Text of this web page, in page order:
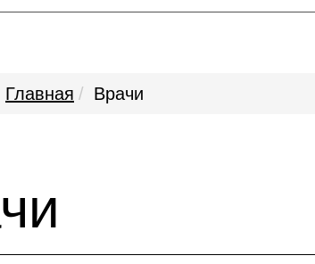
Главная Врачи